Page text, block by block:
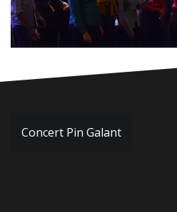
Navigation
Concert Pin Galant